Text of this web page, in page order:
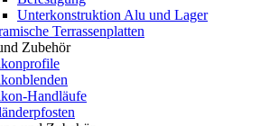
Unterkonstruktion Alu und Lager
Terrassenplatten
Zubehör
Handläufe